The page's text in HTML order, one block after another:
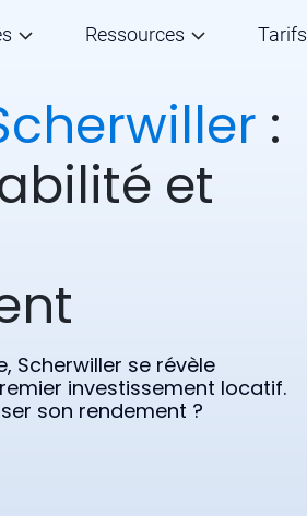
Ressources Tarifs
:
et
Scherwiller se révèle
investissement locatif.
son rendement ?